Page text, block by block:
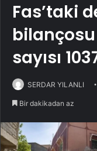
Fas’taki
bilançosu
sayısı
SERDAR YILANLI
Bir dakikadan az